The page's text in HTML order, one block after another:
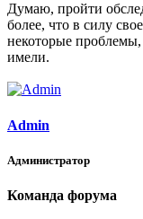
Думаю, пройти
более, что в силу
некоторые
имели.
Admin
Администратор
Команда форума